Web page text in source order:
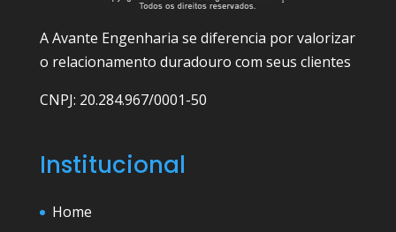
A Avante Engenharia se diferencia por valorizar
o relacionamento duradouro com seus clientes
CNPJ: 20.284.967/0001-50
Institucional
Home